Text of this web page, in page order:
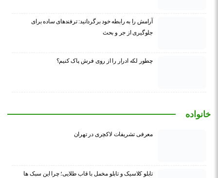
آرامش را به رابطه خود برگردانید: ترفندهای ساده برای
جلوگیری از جر و بحث
چطور لکه ادرار را از روی فرش پاک کنیم؟
خانواده
معرفی تشریفات لاکچری در تهران
تابلو کلاسیک و تابلو مخمل با قاب طلایی؛ چرا این سبک ها